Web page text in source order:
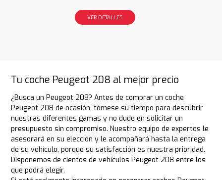
VER DETALLES
Tu coche Peugeot 208 al mejor precio
¿Busca un Peugeot 208? Antes de comprar un coche
Peugeot 208 de ocasión, tómese su tiempo para descubrir
nuestras diferentes gamas y no dude en solicitar un
presupuesto sin compromiso. Nuestro equipo de expertos le
asesorará en su elección y le acompañará hasta la entrega
de su vehículo, porque su satisfacción es nuestra prioridad.
Disponemos de cientos de vehículos Peugeot 208 entre los
que podrá elegir.